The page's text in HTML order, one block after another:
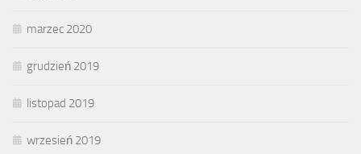
marzec 2020
grudzień 2019
listopad 2019
wrzesień 2019